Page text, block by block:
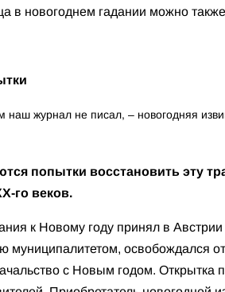
в новогоднем гадании можно также
журнал не писал, – новогодняя
попытки восстановить эту
го веков.
к Новому году принял в
муниципалитетом, освобождался
с Новым годом. Открытка